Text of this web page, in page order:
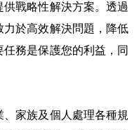
戰略性解決方案。透過
於高效解決問題，降低
務是保護您的利益，同
家族及個人處理各種規